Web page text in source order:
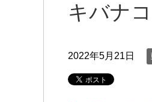
キバナ
2022年5月21日